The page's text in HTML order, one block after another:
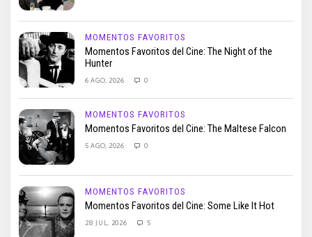
MOMENTOS FAVORITOS
Momentos Favoritos del Cine: The Night of the
Hunter
6 AGO, 2026 0
MOMENTOS FAVORITOS
Momentos Favoritos del Cine: The Maltese Falcon
5 AGO, 2026 0
MOMENTOS FAVORITOS
Momentos Favoritos del Cine: Some Like It Hot
28 JUL, 2026 5